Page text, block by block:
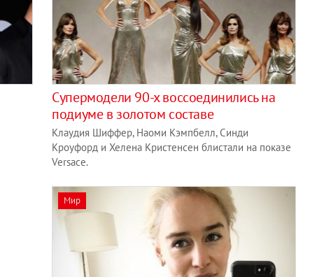
Супермодели 90-х воссоединились на
подиуме в золотом составе
Клаудия Шиффер, Наоми Кэмпбелл, Синди
Кроуфорд и Хелена Кристенсен блистали на показе
Versace.
Мир